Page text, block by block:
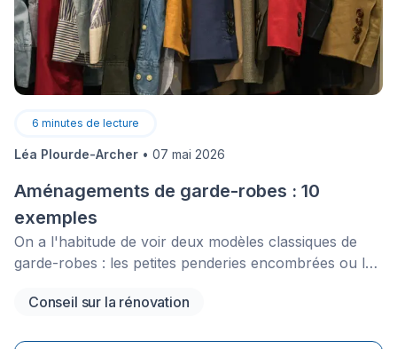
6 minutes de lecture
Léa Plourde-Archer • 07 mai 2026
Aménagements de garde-robes : 10
exemples
On a l'habitude de voir deux modèles classiques de
garde-robes : les petites penderies encombrées ou les
Pourtant, se limiter à ces deux options, c'est omettre
Conseil sur la rénovation